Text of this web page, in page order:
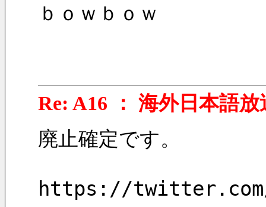
ｂｏｗｂｏｗ
Re: A16 ： 海外日本語放
廃止確定です。
https://twitter.com/